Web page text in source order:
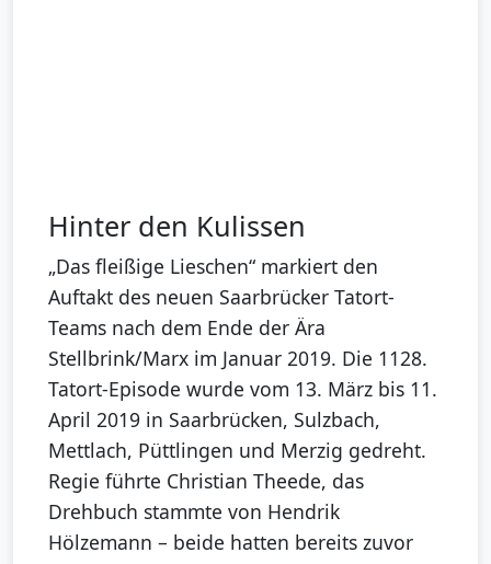
Hinter den Kulissen
„Das fleißige Lieschen“ markiert den
Auftakt des neuen Saarbrücker Tatort-
Teams nach dem Ende der Ära
Stellbrink/Marx im Januar 2019. Die 1128.
Tatort-Episode wurde vom 13. März bis 11.
April 2019 in Saarbrücken, Sulzbach,
Mettlach, Püttlingen und Merzig gedreht.
Regie führte Christian Theede, das
Drehbuch stammte von Hendrik
Hölzemann – beide hatten bereits zuvor